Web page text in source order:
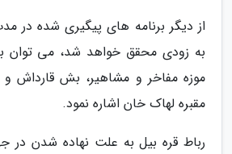
از دیگر برنامه های پیگیری شده در
به زودی محقق خواهد شد، می توان
موزه مفاخر و مشاهیر، بش قارداش و
مقبره لهاک خان اشاره نمود.
رباط قره بیل به علت نهاده شدن در